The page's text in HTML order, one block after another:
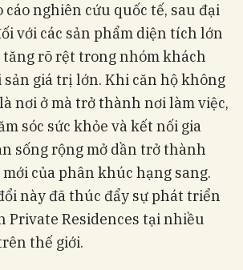
cáo nghiên cứu quốc tế, sau đại
với các sản phẩm diện tích lớn
tăng rõ rệt trong nhóm khách
giá trị lớn. Khi căn hộ không
nơi ở mà trở thành nơi làm việc,
sóc sức khỏe và kết nối gia
sống rộng mở dần trở thành
của phân khúc hạng sang.
này đã thúc đẩy sự phát triển
Private Residences tại nhiều
thế giới.